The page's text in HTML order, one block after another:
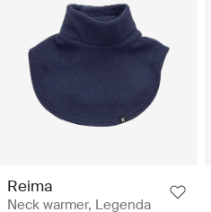
Reima
Neck warmer, Legenda